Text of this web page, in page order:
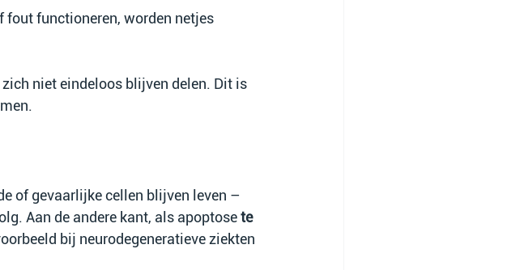
fout functioneren, worden netjes
niet eindeloos blijven delen. Dit is
of gevaarlijke cellen blijven leven –
Aan de andere kant, als apoptose te
bij neurodegeneratieve ziekten